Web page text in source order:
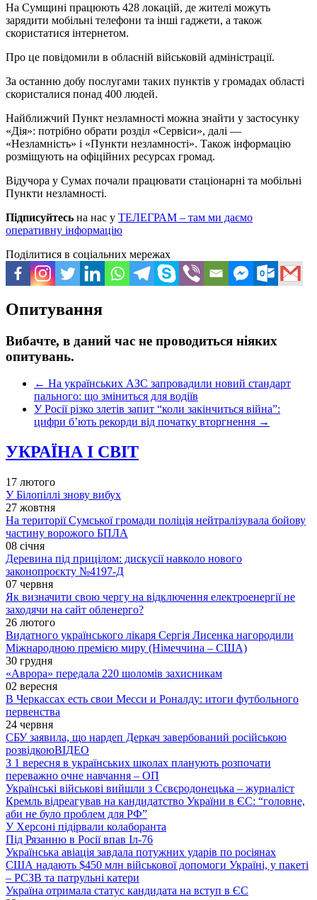
На Сумщині працюють 428 локацій, де жителі можуть
зарядити мобільні телефони та інші гаджети, а також
скористатися інтернетом.
Про це повідомили в обласній військовій адміністрації.
За останню добу послугами таких пунктів у громадах області
скористалися понад 400 людей.
Найближчий Пункт незламності можна знайти у застосунку
«Дія»: потрібно обрати розділ «Сервіси», далі —
«Незламність» і «Пункти незламності». Також інформацію
розміщують на офіційних ресурсах громад.
Відучора у Сумах почали працювати стаціонарні та мобільні
Пункти незламності.
Підписуйтесь на нас у ТЕЛЕГРАМ – там ми даємо
оперативну інформацію
Поділитися в соціальних мережах
Опитування
Вибачте, в даний час не проводиться ніяких
опитувань.
← На українських АЗС запровадили новий стандарт
пального: що зміниться для водіїв
У Росії різко злетів запит “коли закінчиться війна”:
цифри б’ють рекорди від початку вторгнення →
УКРАЇНА І СВІТ
17 лютого
У Білопіллі знову вибух
27 жовтня
На території Сумської громади поліція нейтралізувала бойову
частину ворожого БПЛА
08 січня
Деревина під прицілом: дискусії навколо нового
законопроєкту №4197-Д
07 червня
Як визначити свою чергу на відключення електроенергії не
заходячи на сайт обленерго?
26 лютого
Видатного українського лікаря Сергія Лисенка нагородили
Міжнародною премією миру (Німеччина – США)
30 грудня
«Аврора» передала 220 шоломів захисникам
02 вересня
В Черкассах есть свои Месси и Роналду: итоги футбольного
первенства
24 червня
СБУ заявила, що нардеп Деркач завербований російською
розвідкоюВІДЕО
З 1 вересня в українських школах планують розпочати
переважно очне навчання – ОП
Українські військові вийшли з Сєвєродонецька – журналіст
Кремль відреагував на кандидатство України в ЄС: “головне,
аби не було проблем для РФ”
У Херсоні підірвали колаборанта
Під Рязанню в Росії впав Іл-76
Українська авіація завдала потужних ударів по росіянах
США надають $450 млн військової допомоги Україні, у пакеті
– РСЗВ та патрульні катери
Україна отримала статус кандидата на вступ в ЄС